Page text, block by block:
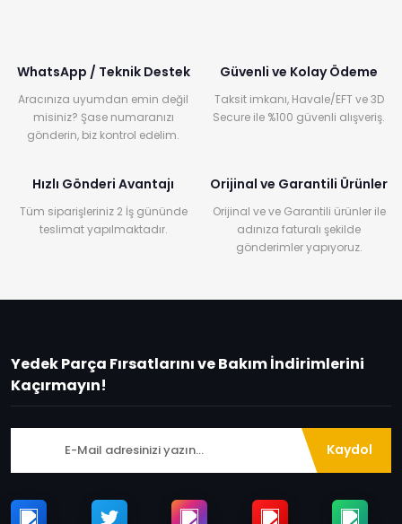
WhatsApp / Teknik Destek
Aracınıza uyumdan emin değil
misiniz? Şase numaranızı
gönderin, biz kontrol edelim.
Güvenli ve Kolay Ödeme
Taksit imkanı, Havale/EFT ve 3D
Secure ile %100 güvenli alışveriş.
Hızlı Gönderi Avantajı
Tüm siparişleriniz 2 İş gününde
teslimat yapılmaktadır.
Orijinal ve Garantili Ürünler
Orijinal ve ve Garantili ürünler ile
adınıza faturalı şekilde
gönderimler yapıyoruz.
Yedek Parça Fırsatlarını ve Bakım İndirimlerini
Kaçırmayın!
Kaydol